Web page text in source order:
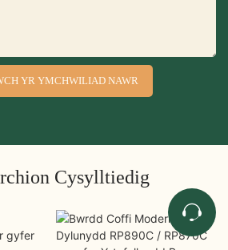
YR YMCHWILIAD NAWR
Cysylltiedig